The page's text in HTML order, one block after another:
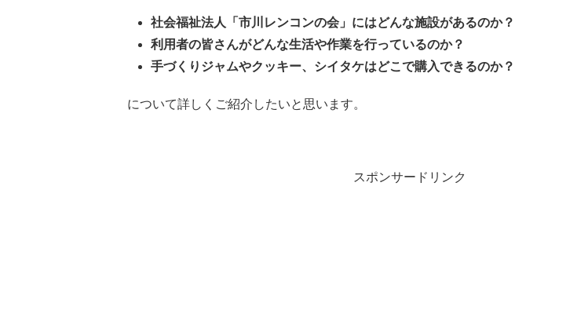
社会福祉法人「市川レンコンの会」にはどんな施設があるのか？
利用者の皆さんがどんな生活や作業を行っているのか？
手づくりジャムやクッキー、シイタケはどこで購入できるのか？
について詳しくご紹介したいと思います。
スポンサードリンク